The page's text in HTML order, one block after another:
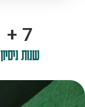
10
+
שנות ניסיון